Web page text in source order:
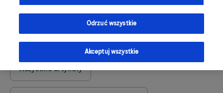
Wszystkie artykuły
Odrzuć wszystkie
Akceptuj wszystkie